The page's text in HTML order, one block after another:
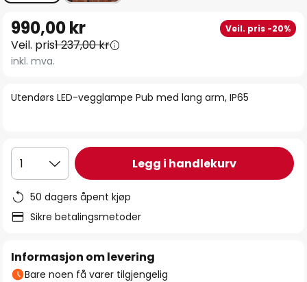
begynnelsen
av
Utendørs LED-vegglampe Pub med lang arm, IP65
990,00 kr Veil. pris -20%
Veil. pris1 237,00 kr
inkl. mva.
1 Legg i handlekurv
50 dagers åpent kjøp
Sikre betalingsmetoder
Informasjon om levering
Bare noen få varer tilgjengelig